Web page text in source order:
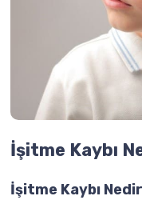
İşitme Kaybı
İşitme Kaybı